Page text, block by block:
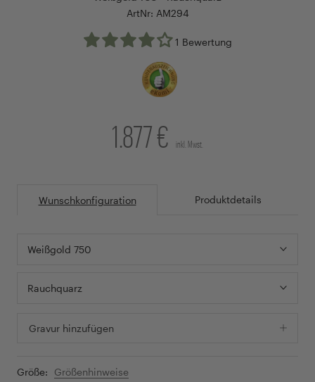
ArtNr: AM294
1 Bewertung
1.877 € inkl. Mwst.
Wunschkonfiguration Produktdetails
Weißgold 750
Rauchquarz
Gravur hinzufügen
Größe: Größenhinweise